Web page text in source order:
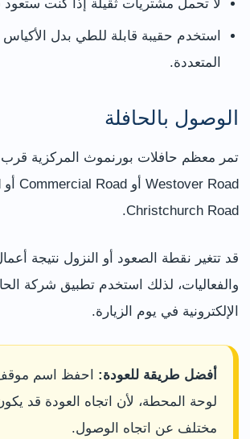
لا تحمل مشتريات ثقيلة إذا كنت ستعود
استخدم حقيبة قابلة للطي بدل الأكياس
المتعددة.
الوصول بالحافلة
Christchurch Road.
قد تتغير نقطة الصعود أو النزول نتيجة
والفعاليات، لذلك استخدم تطبيق شركة
الإلكترونية في يوم الزيارة.
أفضل طريقة للعودة: احفظ اسم
لوحة المحطة، لأن اتجاه العودة قد
مختلف عن اتجاه الوصول.